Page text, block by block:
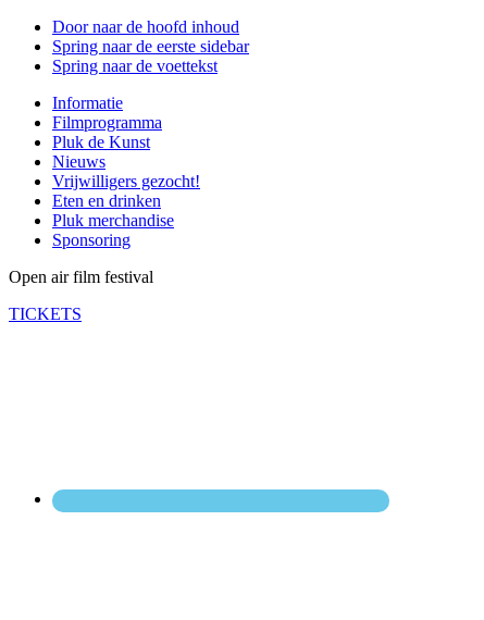
Door naar de hoofd inhoud
Spring naar de eerste sidebar
Spring naar de voettekst
Informatie
Filmprogramma
Pluk de Kunst
Nieuws
Vrijwilligers gezocht!
Eten en drinken
Pluk merchandise
Sponsoring
Open air film festival
TICKETS